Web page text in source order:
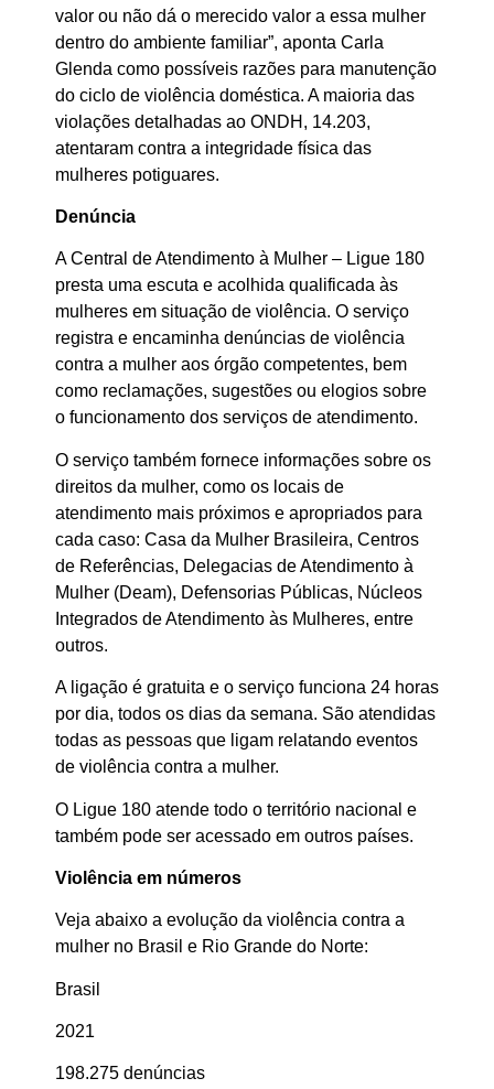
valor ou não dá o merecido valor a essa mulher
dentro do ambiente familiar”, aponta Carla
Glenda como possíveis razões para manutenção
do ciclo de violência doméstica. A maioria das
violações detalhadas ao ONDH, 14.203,
atentaram contra a integridade física das
mulheres potiguares.
Denúncia
A Central de Atendimento à Mulher – Ligue 180
presta uma escuta e acolhida qualificada às
mulheres em situação de violência. O serviço
registra e encaminha denúncias de violência
contra a mulher aos órgão competentes, bem
como reclamações, sugestões ou elogios sobre
o funcionamento dos serviços de atendimento.
O serviço também fornece informações sobre os
direitos da mulher, como os locais de
atendimento mais próximos e apropriados para
cada caso: Casa da Mulher Brasileira, Centros
de Referências, Delegacias de Atendimento à
Mulher (Deam), Defensorias Públicas, Núcleos
Integrados de Atendimento às Mulheres, entre
outros.
A ligação é gratuita e o serviço funciona 24 horas
por dia, todos os dias da semana. São atendidas
todas as pessoas que ligam relatando eventos
de violência contra a mulher.
O Ligue 180 atende todo o território nacional e
também pode ser acessado em outros países.
Violência em números
Veja abaixo a evolução da violência contra a
mulher no Brasil e Rio Grande do Norte:
Brasil
2021
198.275 denúncias